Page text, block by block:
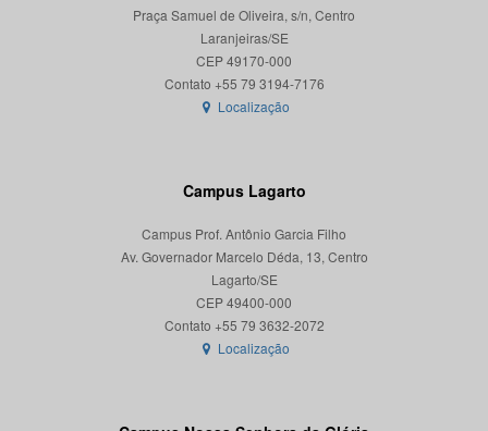
Praça Samuel de Oliveira, s/n, Centro
Laranjeiras/SE
CEP 49170-000
Localização
Campus Lagarto
Campus Prof. Antônio Garcia Filho
Av. Governador Marcelo Déda, 13, Centro
Lagarto/SE
CEP 49400-000
Localização